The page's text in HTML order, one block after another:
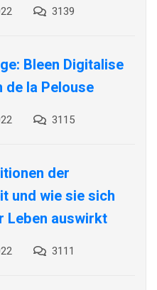
3139
Bleen Digitalise
de la Pelouse
3115
der
und wie sie sich
Leben auswirkt
3111